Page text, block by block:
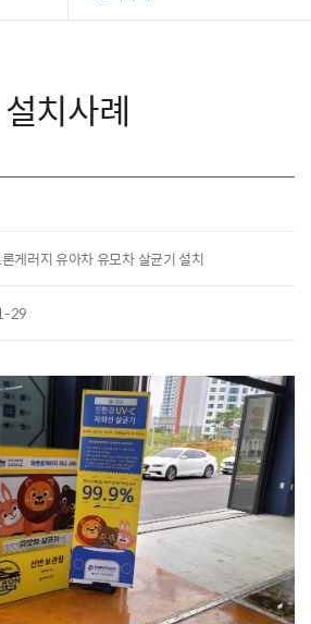
설치사례
게러지 유아차 유모차 살균기 설치
29